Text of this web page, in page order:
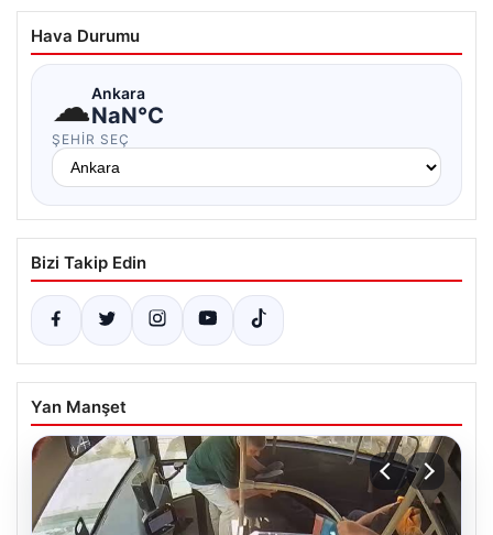
Hava Durumu
☁Ankara
NaN°C
ŞEHIR SEÇ
Bizi Takip Edin
Yan Manşet